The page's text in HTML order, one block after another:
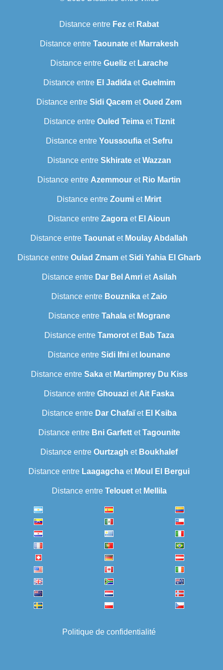
Distance entre Fez et Rabat
Distance entre Taounateet Marrakesh
Distance entre Guelizet Larache
Distance entre El JadidaetGuelmim
Distance entre Sidi Qacem etOued Zem
Distance entre Ouled TeimaetTiznit
Distance entre YoussoufiaetSefru
Distance entre SkhirateetWazzan
Distance entre Azemmour et Rio Martin
Distance entre Zoumi et Mrirt
Distance entre Zagora et El Aioun
Distance entre Taounat et Moulay Abdallah
Distance entre Oulad ZmametSidi Yahia El Gharb
Distance entre Dar Bel Amriet Asilah
Distance entre BouznikaetZaio
Distance entre Tahalaet Mograne
Distance entre Tamorotet Bab Taza
Distance entre Sidi Ifni et Iounane
Distance entre Sakaet Martimprey Du Kiss
Distance entre Ghouazi et Ait Faska
Distance entre Dar Chafaïet El Ksiba
Distance entre Bni GarfettetTagounite
Distance entre Ourtzagh et Boukhalef
Distance entre Laagagcha et Moul El Bergui
Distance entre Telouetet Mellila
Politique de confidentialité